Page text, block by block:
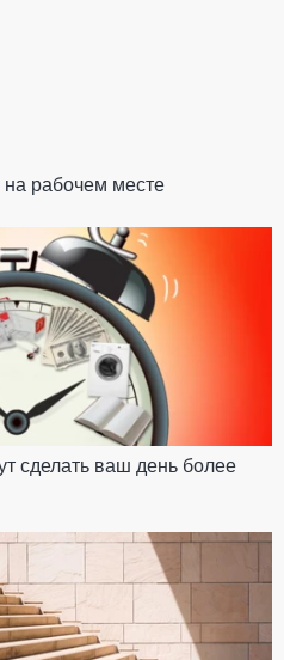
на рабочем месте
сделать ваш день более